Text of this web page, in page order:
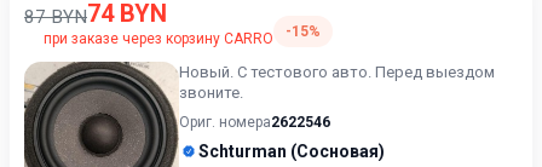
87 BYN74 BYN
при заказе через корзину CARRO -15%
Новый. С тестового авто. Перед выездом
звоните.
Ориг. номера2622546
Schturman (Сосновая)